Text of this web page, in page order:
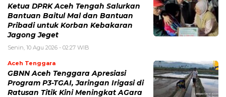
‎Ketua DPRK Aceh Tengah Salurkan
Bantuan Baitul Mal dan Bantuan
Pribadi untuk Korban Kebakaran
Jagong Jeget
Senin, 10 Agu 2026 - 02:27 WIB
Aceh Tenggara
GBNN Aceh Tenggara Apresiasi
Program P3-TGAI, Jaringan Irigasi di
Ratusan Titik Kini Meningkat AGara